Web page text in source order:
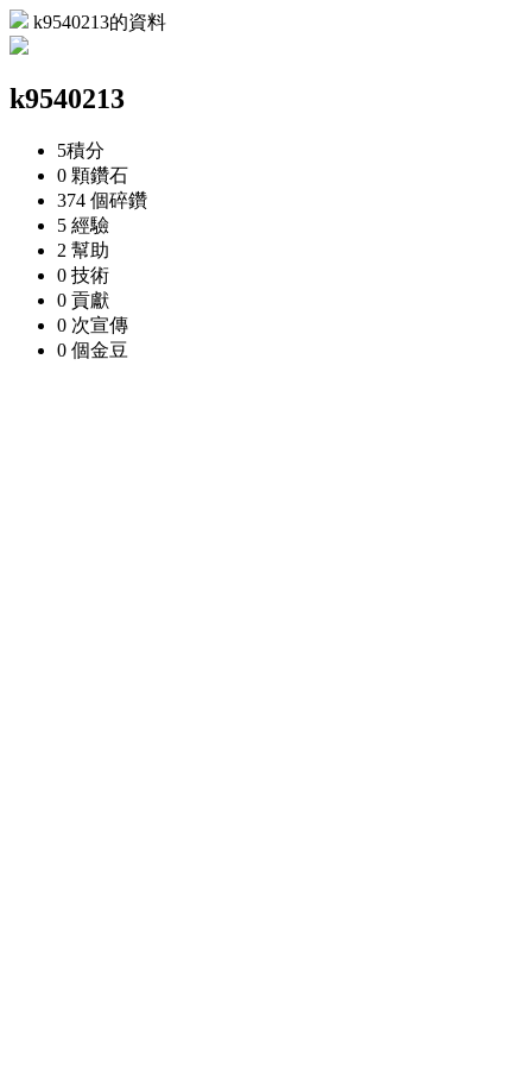
k9540213的資料
k9540213
5積分
0 顆鑽石
374 個碎鑽
5 經驗
2 幫助
0 技術
0 貢獻
0 次宣傳
0 個金豆